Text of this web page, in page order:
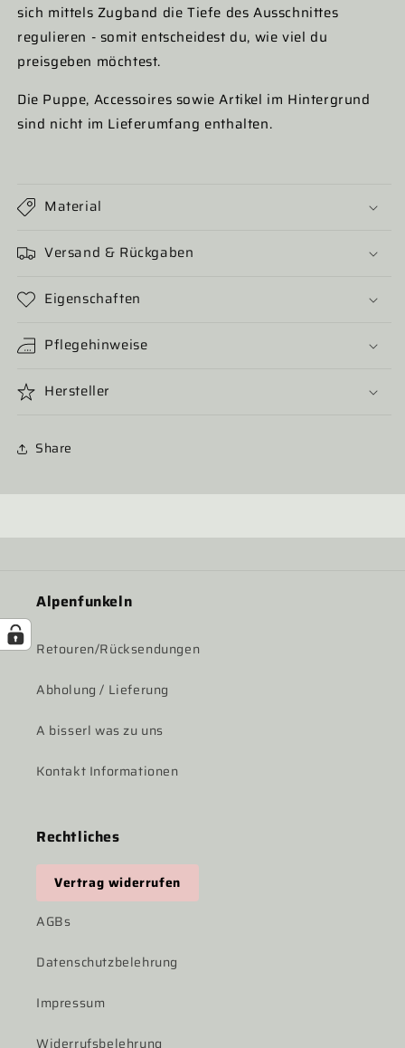
sich mittels Zugband die Tiefe des Ausschnittes
regulieren - somit entscheidest du, wie viel du
preisgeben möchtest.
Die Puppe, Accessoires sowie Artikel im Hintergrund
sind nicht im Lieferumfang enthalten.
Material
Versand & Rückgaben
Eigenschaften
Pflegehinweise
Hersteller
Share
Alpenfunkeln
Retouren/Rücksendungen
Abholung / Lieferung
A bisserl was zu uns
Kontakt Informationen
Rechtliches
Vertrag widerrufen
AGBs
Datenschutzbelehrung
Impressum
Widerrufsbelehrung